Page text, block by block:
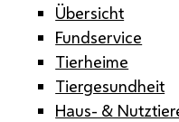
Übersicht
Fundservice
Tierheime
Tiergesundheit
Haus- &